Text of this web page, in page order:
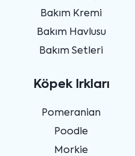
Bakım Kremi
Bakım Havlusu
Bakım Setleri
Köpek Irkları
Pomeranian
Poodle
Morkie